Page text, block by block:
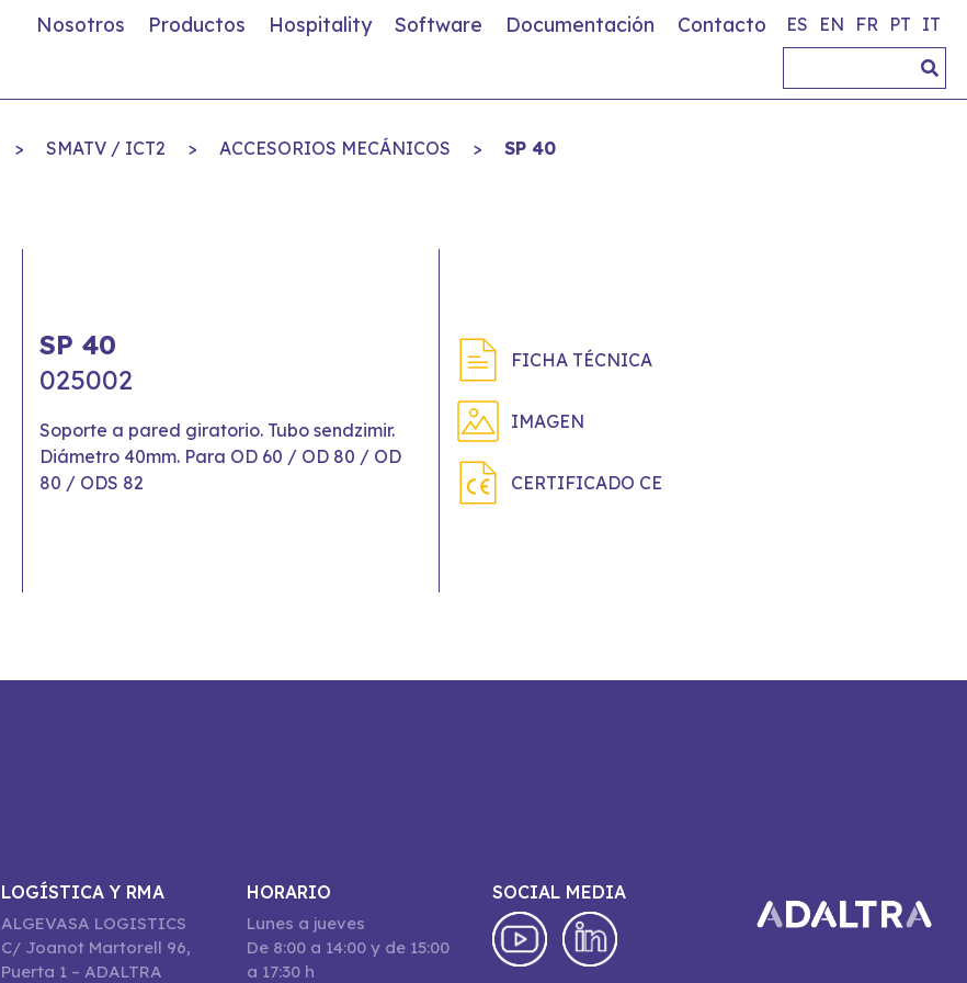
Nosotros Productos Hospitality Software Documentación Contacto ES EN FR PT IT
> SMATV / ICT2 > ACCESORIOS MECÁNICOS > SP 40
SP 40
025002
Soporte a pared giratorio. Tubo sendzimir.
Diámetro 40mm. Para OD 60 / OD 80 / OD
80 / ODS 82
FICHA TÉCNICA
IMAGEN
CERTIFICADO CE
LOGÍSTICA Y RMA
ALGEVASA LOGISTICS
C/ Joanot Martorell 96,
Puerta 1 – ADALTRA
HORARIO
Lunes a jueves
De 8:00 a 14:00 y de 15:00
a 17:30 h
SOCIAL MEDIA